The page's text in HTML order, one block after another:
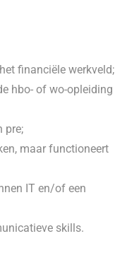
financiële werkveld;
hbo- of wo-opleiding
pre;
maar functioneert
IT en/of een
skills.